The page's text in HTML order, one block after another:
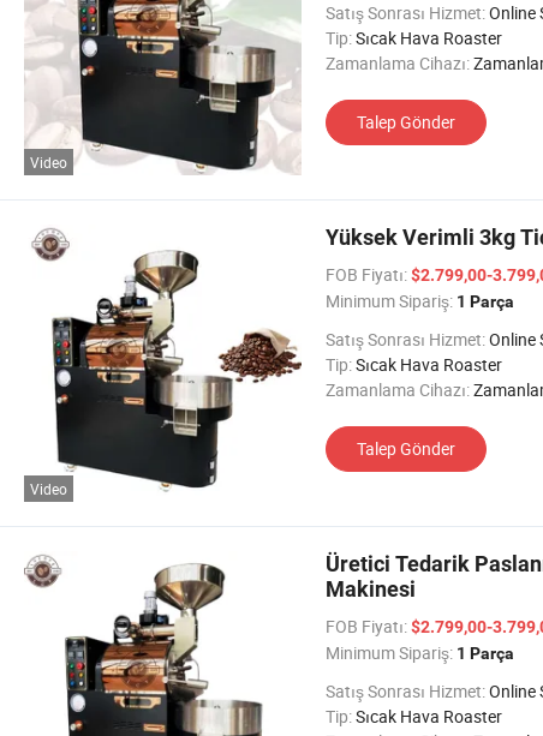
Video
Satış Sonrası Hizmet:Online
Tip:Sıcak Hava Roaster
Zamanlama Cihazı:
Talep Gönder
Video
Yüksek Verimli 3kg
FOB Fiyatı:$2.799,00-
Minimum Sipariş: 1 Parça
Satış Sonrası Hizmet:Online
Tip:Sıcak Hava Roaster
Zamanlama Cihazı:
Talep Gönder
Üretici Tedarik
Makinesi
FOB Fiyatı:$2.799,00-
Minimum Sipariş: 1 Parça
Satış Sonrası Hizmet:Online
Tip:Sıcak Hava Roaster